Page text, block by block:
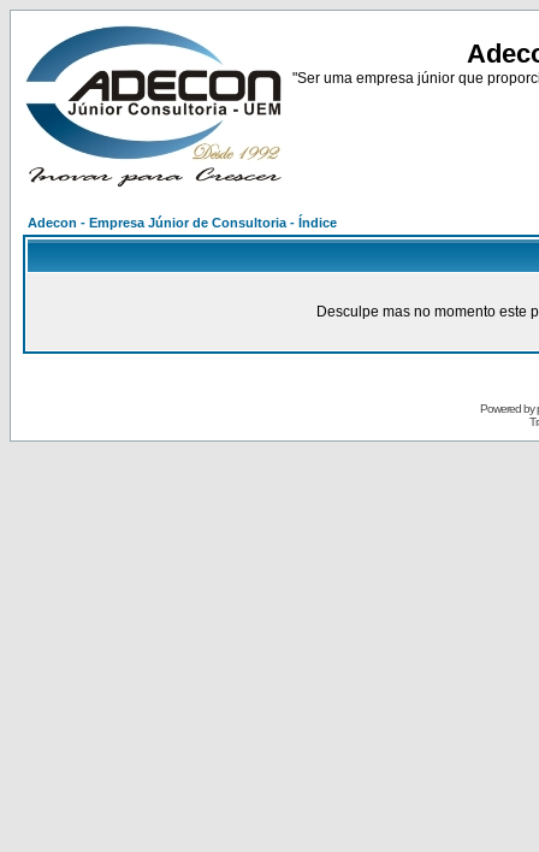
"Ser uma empresa júnior que
Adecon - Empresa Júnior de Consultoria - Índice
Desculpe mas no momento este
Powered by